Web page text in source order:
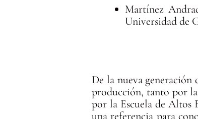
Martínez
Universidad de
De la nueva
producción, tanto por la
por la Escuela de Altos
una referencia para